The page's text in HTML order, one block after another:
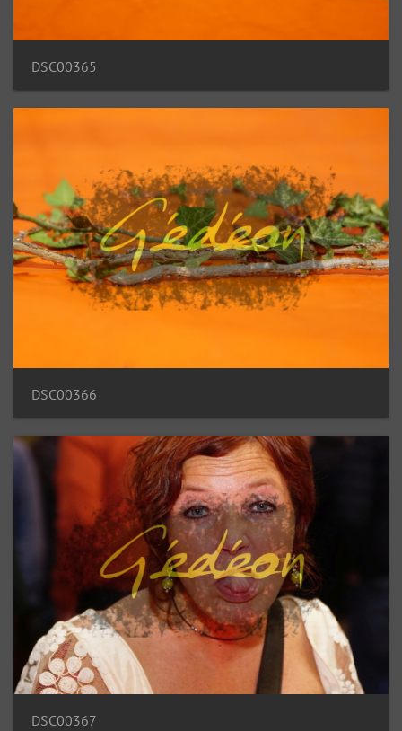
DSC00365
DSC00366
DSC00367